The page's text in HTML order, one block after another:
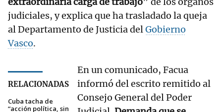
judiciales, y explica que ha trasladado la queja
al Departamento de Justicia delGobierno
Vasco.
RELACIONADAS
Cuba tacha de
“acción política, sin
En un comunicado, Facua
informó del escrito remitido al
Consejo General del Poder